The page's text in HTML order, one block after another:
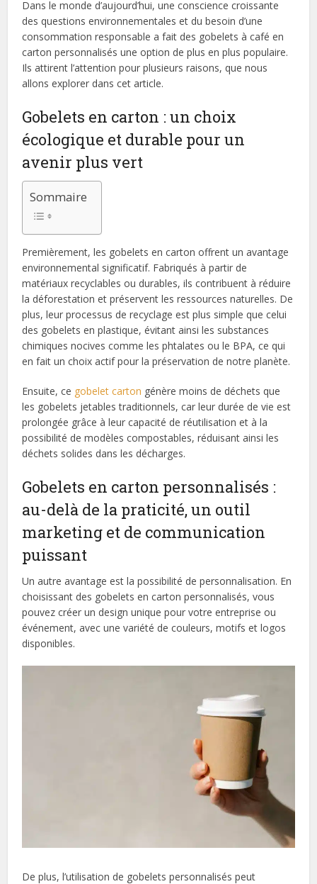
Dans le monde d’aujourd’hui, une conscience croissante
des questions environnementales et du besoin d’une
consommation responsable a fait des gobelets à café en
carton personnalisés une option de plus en plus populaire.
Ils attirent l’attention pour plusieurs raisons, que nous
allons explorer dans cet article.
Gobelets en carton : un choix
écologique et durable pour un
avenir plus vert
Sommaire
Premièrement, les gobelets en carton offrent un avantage
environnemental significatif. Fabriqués à partir de
matériaux recyclables ou durables, ils contribuent à réduire
la déforestation et préservent les ressources naturelles. De
plus, leur processus de recyclage est plus simple que celui
des gobelets en plastique, évitant ainsi les substances
chimiques nocives comme les phtalates ou le BPA, ce qui
en fait un choix actif pour la préservation de notre planète.
Ensuite, ce gobelet carton génère moins de déchets que
les gobelets jetables traditionnels, car leur durée de vie est
prolongée grâce à leur capacité de réutilisation et à la
possibilité de modèles compostables, réduisant ainsi les
déchets solides dans les décharges.
Gobelets en carton personnalisés :
au-delà de la praticité, un outil
marketing et de communication
puissant
Un autre avantage est la possibilité de personnalisation. En
choisissant des gobelets en carton personnalisés, vous
pouvez créer un design unique pour votre entreprise ou
événement, avec une variété de couleurs, motifs et logos
disponibles.
De plus, l’utilisation de gobelets personnalisés peut